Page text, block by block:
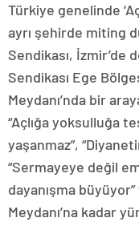
Türkiye genelinde
ayrı şehirde miting
Sendikası, İzmir’de
Sendikası Ege
Meydanı’nda bir
“Açlığa yoksulluğa
yaşanmaz”,
“Sermayeye değil
dayanışma
Meydanı’na kadar